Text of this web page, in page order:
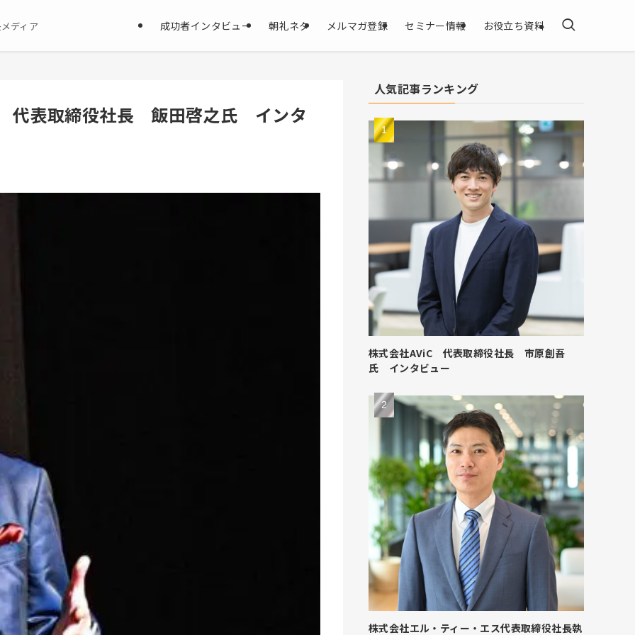
ディア 成功者インタビュー 朝礼ネタ メルマガ登録 セミナー情報 お役立ち資料
表取締役社長 飯田啓之氏 インタ
人気記事ランキング
株式会社AViC 代表取締役社長 市原創吾
氏 インタビュー
株式会社エル・ティー・エス代表取締役社長執